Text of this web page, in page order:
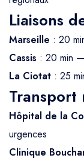
Liaisons
Marseille : 20
Cassis : 20 min
La Ciotat : 25
Transport
Hôpital de la
urgences
Clinique